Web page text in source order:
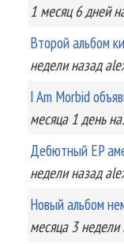
1 месяц 6 дней
Второй альбом
неделиназад
I Am Morbid
месяца 1 день
Дебютный EP
неделиназад
Новый альбом
месяца 3 недели